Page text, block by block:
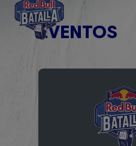
EVENTOS